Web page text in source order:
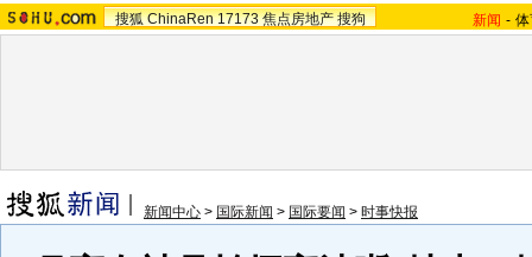
搜狐 ChinaRen 17173 焦点房地产 搜狗 新闻 -
新闻中心 > 国际新闻 > 国际要闻 > 时事快报